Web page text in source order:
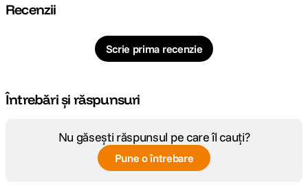
Recenzii
Scrie prima recenzie
Întrebări și răspunsuri
Nu găsești răspunsul pe care îl cauți?
Pune o întrebare